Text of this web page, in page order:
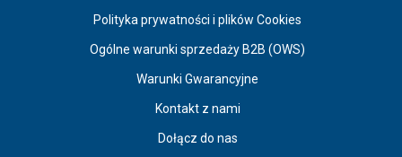
Polityka prywatności i plików Cookies
Ogólne warunki sprzedaży B2B (OWS)
Warunki Gwarancyjne
Kontakt z nami
Dołącz do nas